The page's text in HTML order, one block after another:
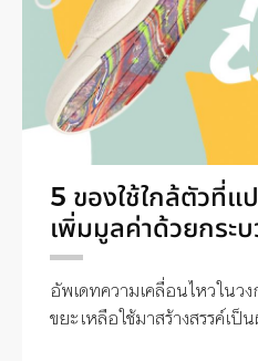
5 ของใช้ใกล้ตัวที่แ
เพิ่มมูลค่าด้วยกระ
อัพเดทความเคลื่อนไหวในว
ขยะเหลือใช้มาสร้างสรรค์เ